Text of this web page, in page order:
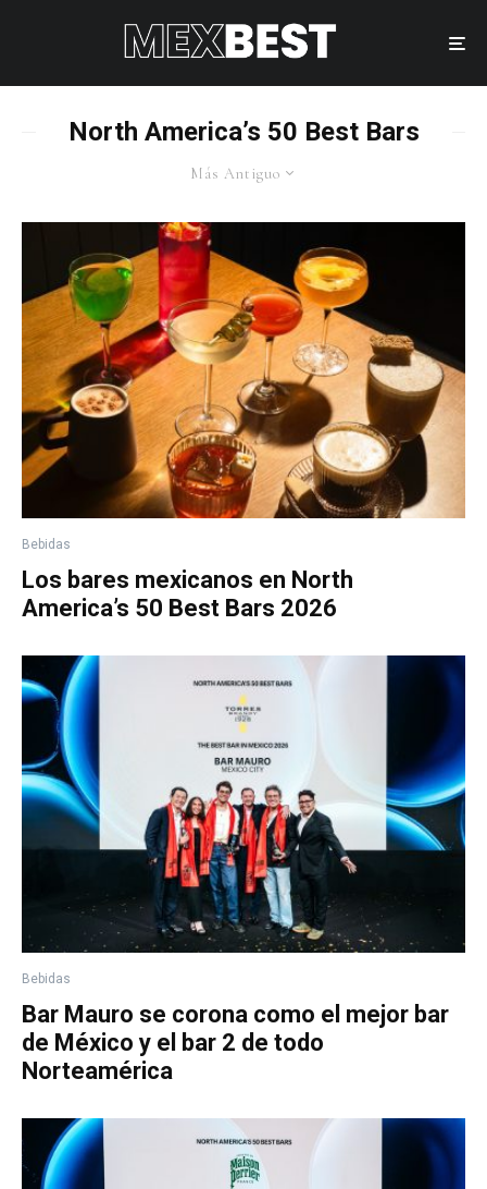
North America’s 50 Best Bars
Más Antiguo
Bebidas
Los bares mexicanos en North
America’s 50 Best Bars 2026
Bebidas
Bar Mauro se corona como el mejor bar
de México y el bar 2 de todo
Norteamérica